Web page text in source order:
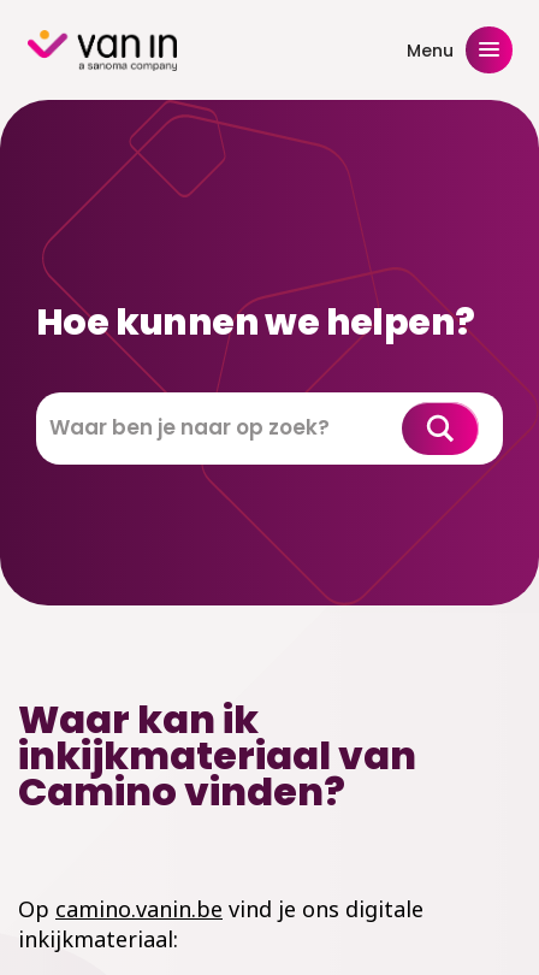
content Menu
Hoe kunnen we helpen?
Zoeken
Waar kan ik
inkijkmateriaal van
Camino vinden?
Op camino.vanin.be vind je ons digitale
inkijkmateriaal: